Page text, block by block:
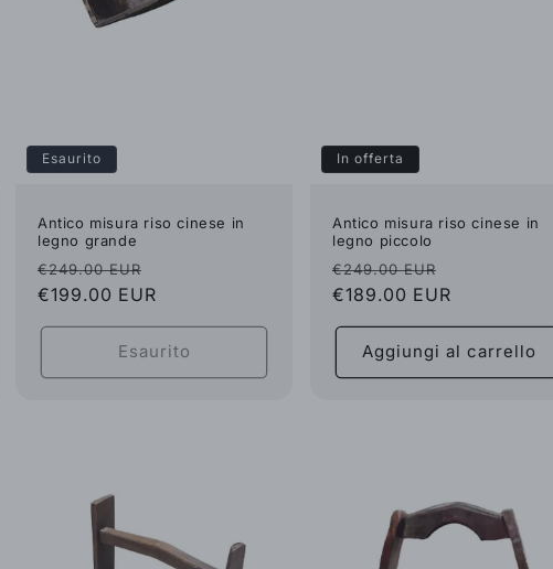
Esaurito
Antico misura riso cinese in
legno grande
Prezzo
di
€249.00 EUR
scontato
€199.00 EUR
Esaurito
In offerta
Antico misura riso cinese in
legno piccolo
Prezzo
di
listino
€249.00 EUR
scontato
€189.00 EUR
Aggiungi al carrello